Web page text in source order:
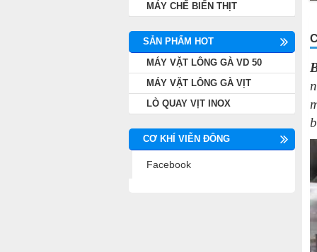
MÁY CHẾ BIẾN THỊT
SẢN PHẨM HOT
MÁY VẶT LÔNG GÀ VD 50
MÁY VẶT LÔNG GÀ VỊT
LÒ QUAY VỊT INOX
CƠ KHÍ VIỄN ĐÔNG
Facebook